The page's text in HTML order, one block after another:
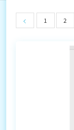
1 2